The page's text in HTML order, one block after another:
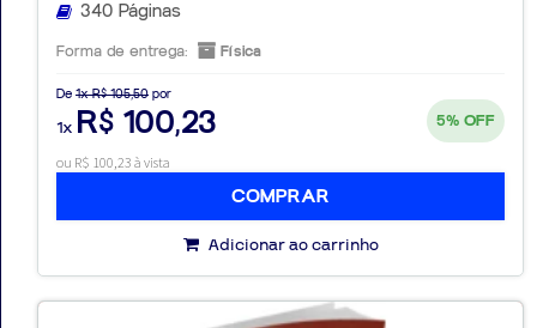
340 Páginas
Forma de entrega: Física
De 1x R$ 105,50 por
1x R$ 100,23 5% OFF
ou R$ 100,23 à vista
COMPRAR
Adicionar ao carrinho